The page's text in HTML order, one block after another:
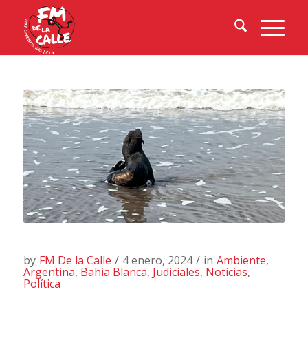
by FM De la Calle / 4 enero, 2024 / in Ambiente,
Argentina, Bahia Blanca, Judiciales, Noticias,
Política